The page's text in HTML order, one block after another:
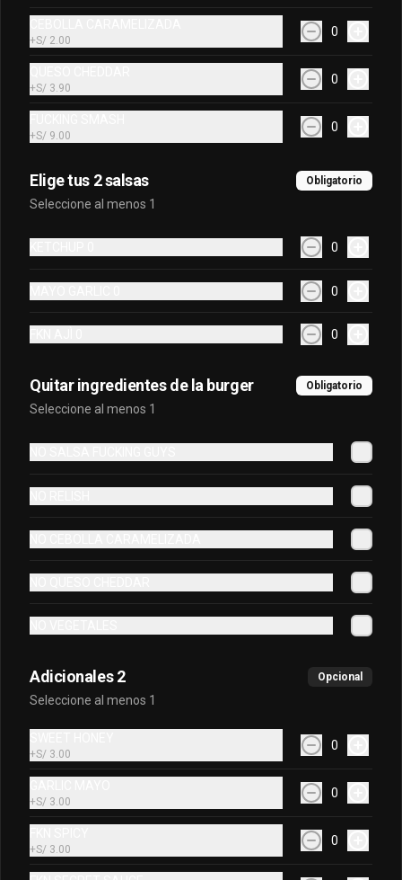
+S/ 2.00
0
+S/ 3.90
0
+S/ 9.00
0
Elige tus 2 salsas Obligatorio
Seleccione al menos 1
0
0
0
Quitar ingredientes de la burger Obligatorio
Seleccione al menos 1
Adicionales 2 Opcional
Seleccione al menos 1
+S/ 3.00
0
+S/ 3.00
0
+S/ 3.00
0